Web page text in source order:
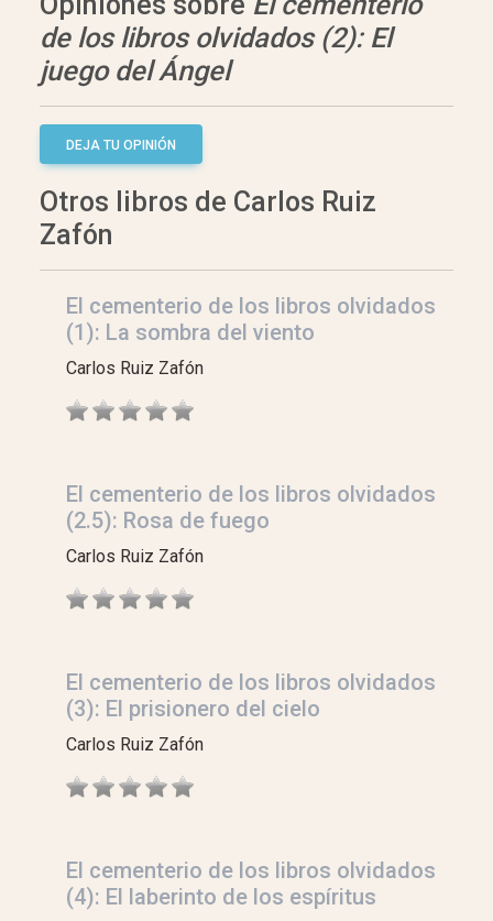
de los libros olvidados (2): El
juego del Ángel
DEJA TU OPINIÓN
Otros libros de Carlos Ruiz
Zafón
El cementerio de los libros olvidados
(1): La sombra del viento
Carlos Ruiz Zafón
El cementerio de los libros olvidados
(2.5): Rosa de fuego
Carlos Ruiz Zafón
El cementerio de los libros olvidados
(3): El prisionero del cielo
Carlos Ruiz Zafón
El cementerio de los libros olvidados
(4): El laberinto de los espíritus